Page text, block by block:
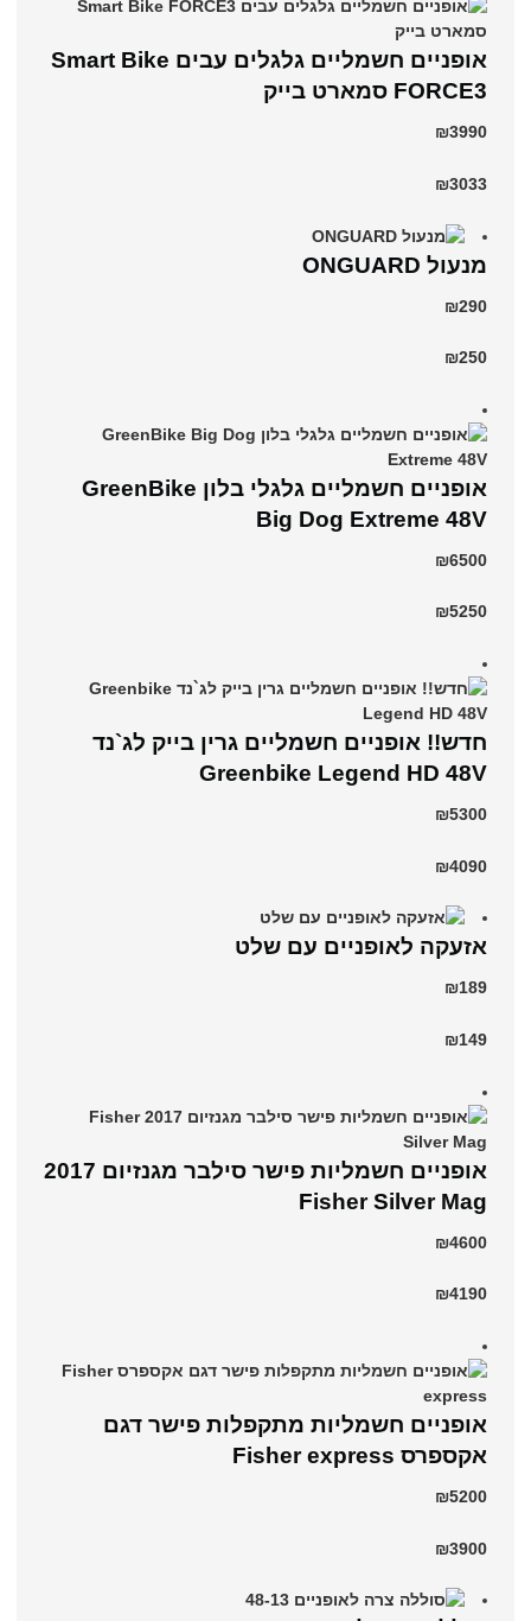
אופניים חשמליים גלגלים עבים Smart Bike
FORCE3 סמארט בייק
₪3990
₪3033
מנעול ONGUARD
₪290
₪250
אופניים חשמליים גלגלי בלון GreenBike
Big Dog Extreme 48V
₪6500
₪5250
חדש!! אופניים חשמליים גרין בייק לג`נד
Greenbike Legend HD 48V
₪5300
₪4090
אזעקה לאופניים עם שלט
₪189
₪149
אופניים חשמליות פישר סילבר מגנזיום 2017
Fisher Silver Mag
₪4600
₪4190
אופניים חשמליות מתקפלות פישר דגם
אקספרס Fisher express
₪5200
₪3900